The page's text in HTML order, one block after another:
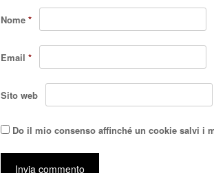
Nome *
Email *
Sito web
Do il mio consenso affinché un cookie salvi i